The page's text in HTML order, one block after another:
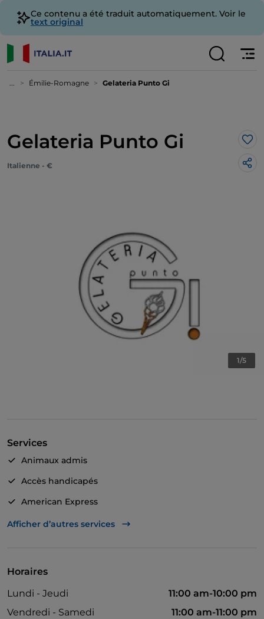
Ce contenu a été traduit automatiquement. Voir le
text original
... Émilie-Romagne Gelateria Punto Gi
Gelateria Punto Gi
Italienne - €
1/5
Services
Animaux admis
Accès handicapés
American Express
Plats à emporter
Afficher d’autres services
Horaires
Lundi - Jeudi
11:00 am-10:00 pm
Vendredi - Samedi
11:00 am-11:00 pm